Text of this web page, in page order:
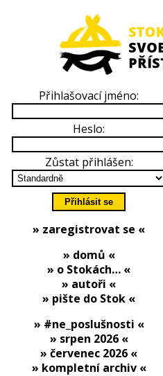
Přihlašovací jméno:
Heslo:
Zůstat přihlášen:
» zaregistrovat se «
» domů «
» o Stokách… «
» autoři «
» pište do Stok «
» #ne_poslušnosti «
» srpen 2026 «
» červenec 2026 «
» kompletní archiv «